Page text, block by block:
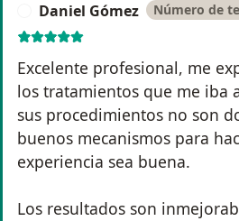
Daniel Gómez Número de
Excelente profesional, me
los tratamientos que me iba
sus procedimientos no son
buenos mecanismos para
experiencia sea buena.
Los resultados son